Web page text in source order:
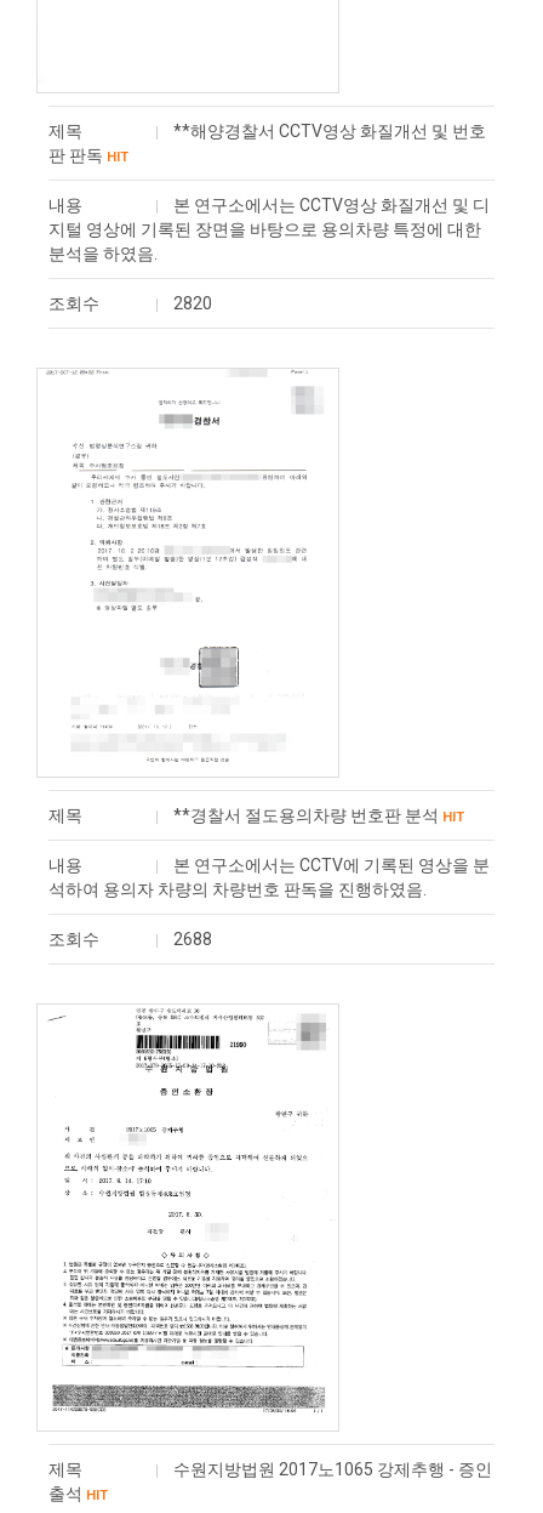
제목
**해양경찰서 CCTV영상 화질개선 및 번호
판 판독 HIT
내용
본 연구소에서는 CCTV영상 화질개선 및 디
지털 영상에 기록된 장면을 바탕으로 용의차량 특정에 대한
분석을 하였음.
조회수 2820
제목 **경찰서 절도용의차량 번호판 분석 HIT
내용
본 연구소에서는 CCTV에 기록된 영상을 분
석하여 ​용의자 차량의 차량번호 판독을 진행하였음.
조회수 2688
제목
수원지방법원 2017노1065 강제추행 - 증인
출석 HIT